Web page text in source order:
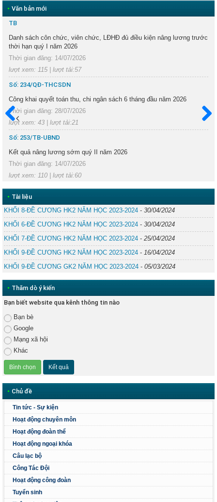
Sau
Trước
• Văn bản mới
TB
Danh sách côn chức, viên chức, LĐHĐ đủ điều kiện nâng lương trước
thời hạn quý I năm 2026
Thời gian đăng: 14/07/2026
lượt xem: 115 | lượt tải:57
Số: 234/QĐ-THCSDN
Công khai quyết toán thu, chi ngân sách 6 tháng đầu năm 2026
Thời gian đăng: 28/07/2026
lượt xem: 43 | lượt tải:21
Số: 253/TB-UBND
Kết quả nâng lương sớm quý II năm 2026
Thời gian đăng: 14/07/2026
lượt xem: 110 | lượt tải:60
• Tài liệu
KHỐI 8-ĐỀ CƯƠNG HK2 NĂM HỌC 2023-2024 - 30/04/2024
KHỐI 6-ĐỀ CƯƠNG HK2 NĂM HỌC 2023-2024 - 30/04/2024
KHỐI 7-ĐỀ CƯƠNG HK2 NĂM HỌC 2023-2024 - 25/04/2024
KHỐI 9-ĐỀ CƯƠNG HK2 NĂM HỌC 2023-2024 - 16/04/2024
KHỐI 9-ĐỀ CƯƠNG GK2 NĂM HỌC 2023-2024 - 05/03/2024
• Thăm dò ý kiến
Bạn biết website qua kênh thông tin nào
Bạn bè
Google
Mạng xã hội
Khác
• Chủ đề
Tin tức - Sự kiện
Hoạt động chuyên môn
Hoạt động đoàn thể
Hoạt động ngoại khóa
Câu lạc bộ
Công Tác Đội
Hoạt động công đoàn
Tuyển sinh